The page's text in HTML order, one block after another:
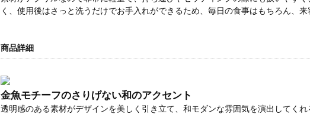
く、使用後はさっと洗うだけでお手入れができるため、毎日の食事はもちろん、
商品詳細
金魚モチーフのさりげない和のアクセント
透明感のある素材がデザインを美しく引き立て、和モダンな雰囲気を演出してく